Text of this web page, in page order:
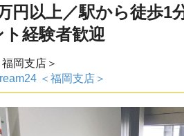
円以上／駅から徒歩1
経験者歓迎
岡支店＞
＜福岡支店＞